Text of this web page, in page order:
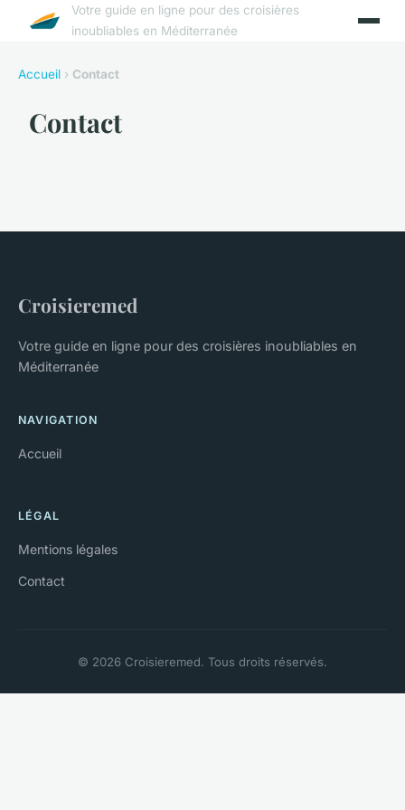
Votre guide en ligne pour des croisières
inoubliables en Méditerranée
Accueil › Contact
Contact
Croisieremed
Votre guide en ligne pour des croisières inoubliables en
Méditerranée
NAVIGATION
Accueil
LÉGAL
Mentions légales
Contact
© 2026 Croisieremed. Tous droits réservés.